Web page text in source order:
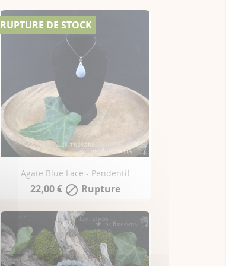
Agate Blue Lace - Pendentif
22,00 €  Rupture
RUPTURE DE STOCK